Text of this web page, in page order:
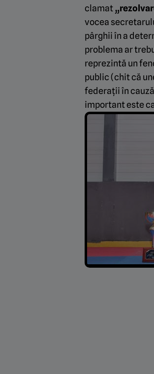
clamat
vocea
pârghii în a
problema ar
reprezintă un
public (chit că
federații în
important este